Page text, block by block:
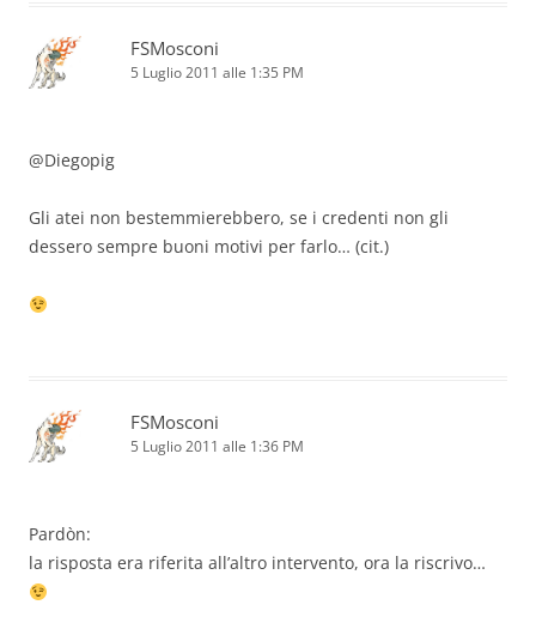
FSMosconi
5 Luglio 2011 alle 1:35 PM
@Diegopig
Gli atei non bestemmierebbero, se i credenti non gli
dessero sempre buoni motivi per farlo… (cit.)
FSMosconi
5 Luglio 2011 alle 1:36 PM
Pardòn:
la risposta era riferita all’altro intervento, ora la riscrivo…